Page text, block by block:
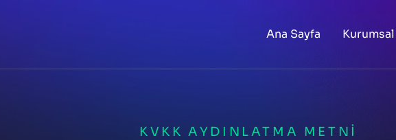
Ana Sayfa Kurumsal
KVKK AYDINLATMA METNI